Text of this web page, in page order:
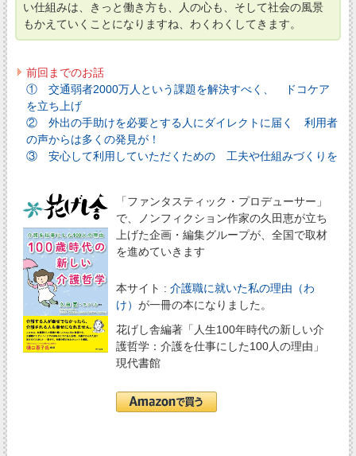
い仕組みは、きっと働き方も、人の心も、そして社会の風景
もかえていくことになりますね、わくわくしてきます。
前回までのお話
① 交通弱者2000万人という課題を解決すべく、 ドコケア
を立ち上げ
② 外出の手助けを必要とする人にダイレクトに届く 利用者
の声からは多くの発見が！
③ 安心して利用していただくための 工夫や仕組みづくりを
「ファンタスティック・プロデューサー」
で、ノンフィクション作家の久田恵が立ち
上げた企画・編集グループが、全国で取材
を進めていきます
本サイト : 介護職に就いた私の理由（わ
け） が一冊の本になりました。
花げし舎編著「人生100年時代の新しい介
護哲学：介護を仕事にした100人の理由」
現代書館